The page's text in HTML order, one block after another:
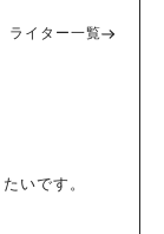
ライター一覧
いです。